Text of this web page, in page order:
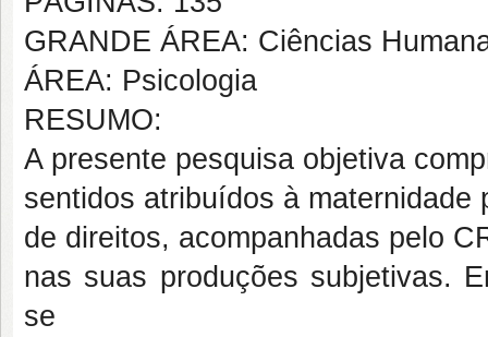
GRANDE ÁREA: Ciências
ÁREA: Psicologia
RESUMO:
A presente pesquisa objetiva
sentidos atribuídos à maternidade
de direitos, acompanhadas pelo
nas suas produções subjetivas.
se